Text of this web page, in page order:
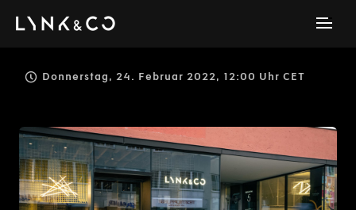
Donnerstag, 24. Februar 2022, 12:00 Uhr CET